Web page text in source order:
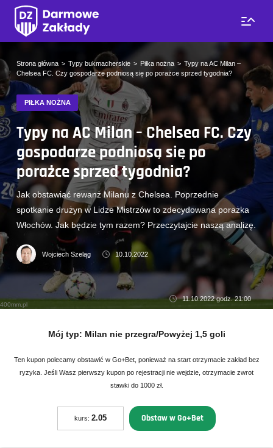
400mm.pl
Strona główna Typy bukmacherskie Piłka nożna
Typy na AC Milan –
Chelsea FC. Czy gospodarze podniosą się po porażce sprzed tygodnia?
PIŁKA NOŻNA
Typy na AC Milan – Chelsea FC. Czy
gospodarze podniosą się po
porażce sprzed tygodnia?
Jak obstawiać rewanż Milanu z Chelsea. Poprzednie
spotkanie drużyn w Lidze Mistrzów to zdecydowana porażka
Włochów. Jak będzie tym razem? Przeczytajcie naszą analizę.
Wojciech Szeląg 10.10.2022
11.10.2022 godz. 21:00
Mój typ: Milan nie przegra/Powyżej 1,5 goli
Ten kupon polecamy obstawić w Go+Bet, ponieważ na start otrzymacie zakład bez
ryzyka. Jeśli Wasz pierwszy kupon po rejestracji nie wejdzie, otrzymacie zwrot
stawki do 1000 zł.
kurs:2.05 Obstaw w Go+Bet